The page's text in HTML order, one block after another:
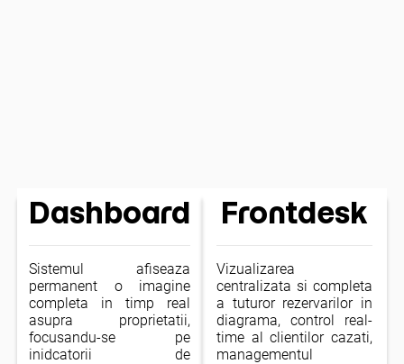
Dashboard
Sistemul afiseaza
permanent o imagine
completa in timp real
asupra proprietatii,
focusandu-se pe
inidcatorii de
Frontdesk
Vizualizarea
centralizata si completa
a tuturor rezervarilor in
diagrama, control real-
time al clientilor cazati,
managementul